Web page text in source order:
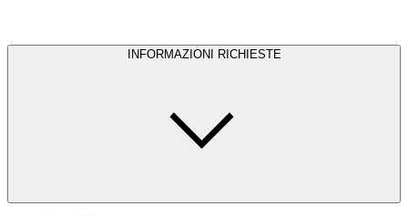
INFORMAZIONI RICHIESTE